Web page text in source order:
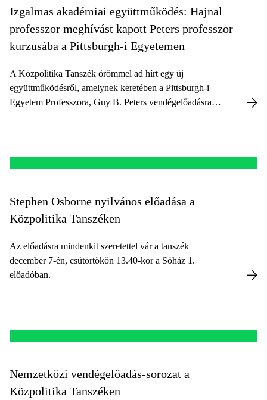
Models – A Strategic Control Perspective” elnevezésű
mesterképzés vezetője.
Izgalmas akadémiai együttműködés: Hajnal
professzor meghívást kapott Peters professzor
kurzusába a Pittsburgh-i Egyetemen
A Közpolitika Tanszék örömmel ad hírt egy új
együttműködésről, amelynek keretében a Pittsburgh-i
Egyetem Professzora, Guy B. Peters vendégelőadásra
Stephen Osborne nyilvános előadása a
Közpolitika Tanszéken
Az előadásra mindenkit szeretettel vár a tanszék
december 7-én, csütörtökön 13.40-kor a Sóház 1.
előadóban.
Nemzetközi vendégelőadás-sorozat a
Közpolitika Tanszéken